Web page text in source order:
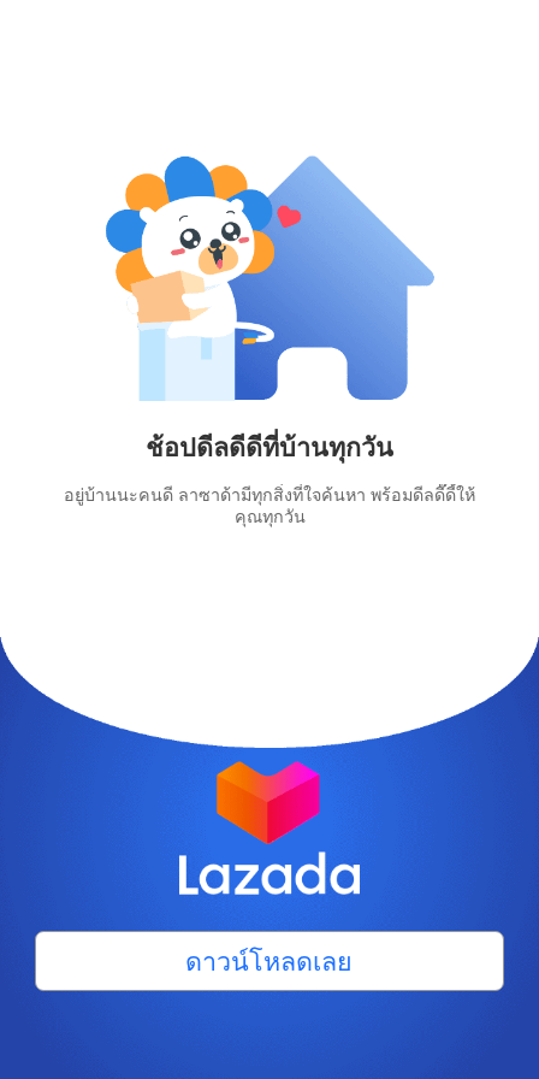
ช้อปดีลดีดีที่บ้านทุกวัน
อยู่บ้านนะคนดี ลาซาด้ามีทุกสิ่งที่ใจค้นหา พร้อมดีลดี๊ดี้ให้
คุณทุกวัน
ดาวน์โหลดเลย